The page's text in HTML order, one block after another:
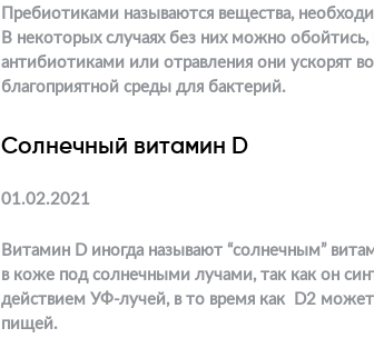
Пребиотиками называются вещества,
В некоторых случаях без них можно
антибиотиками или отравления они ускорят
благоприятной среды для бактерий.
Солнечный витамин D
01.02.2021
Витамин D иногда называют “солнечным”
в коже под солнечными лучами, так как он
действием УФ-лучей, в то время как D2 может
пищей.